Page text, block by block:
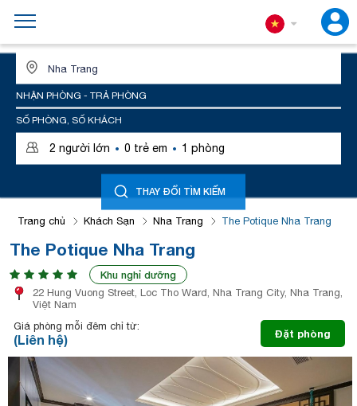
NHẬN PHÒNG - TRẢ PHÒNG
SỐ PHÒNG, SỐ KHÁCH
2 người lớn · 0 trẻ em · 1 phòng
THAY ĐỔI TÌM KIẾM
Trang chủ Khách Sạn Nha Trang The Potique Nha Trang
The Potique Nha Trang
Khu nghỉ dưỡng
22 Hung Vuong Street, Loc Tho Ward, Nha Trang City, Nha Trang,
Việt Nam
Giá phòng mỗi đêm chỉ từ:
(Liên hệ) Đặt phòng